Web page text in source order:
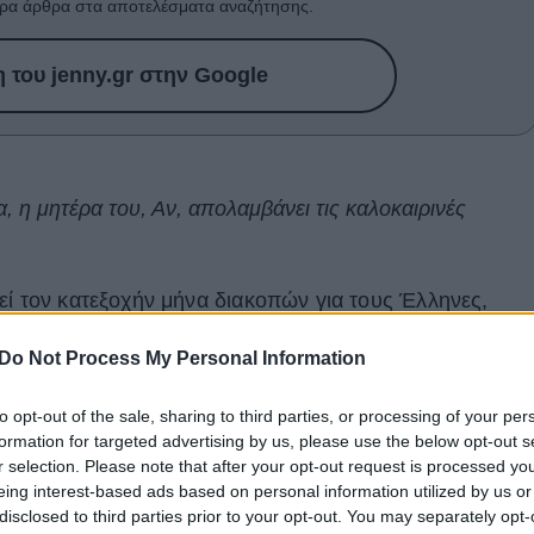
Do Not Process My Personal Information
opt-out of the sale, sharing to third parties, or processing of your
for targeted advertising by us, please use the below opt-out
selection. Please note that after your opt-out request is processed
interest-based ads based on personal information utilized by us
to third parties prior to your opt-out. You may separately
άρθρα στα αποτελέσματα αναζήτησης.
του jenny.gr στην Google
η μητέρα του, Αν, απολαμβάνει τις καλοκαιρινές
τον κατεξοχήν μήνα διακοπών για τους Έλληνες,
τουρίστες. Ήδη από τον Μάιο χιλιάδες επισκέπτες
στα ελληνικά νησιά, απολαμβάνοντας τις διακοπές
Ανάμεσά τους και η μητέρα του
να περάσει ένα μέρος των διακοπών της, όπως
της στα social media. Στις εν λόγω φωτογραφίες, η